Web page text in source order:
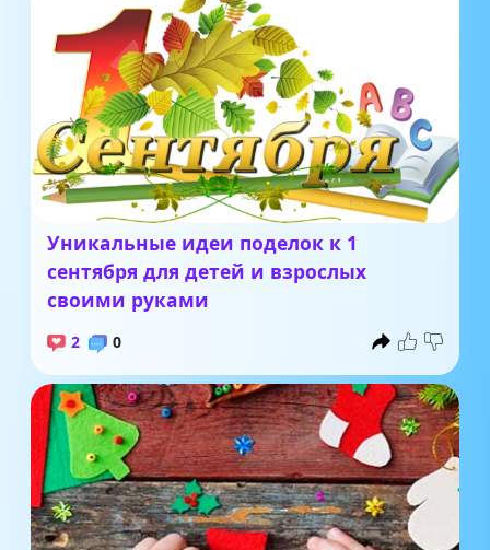
Уникальные идеи поделок к 1
сентября для детей и взрослых
своими руками
2 0